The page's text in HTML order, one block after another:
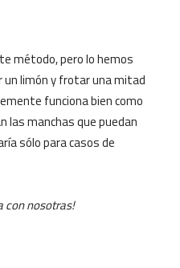
método, pero lo hemos
un limón y frotar una mitad
funciona bien como
las manchas que puedan
sólo para casos de
con nosotras!